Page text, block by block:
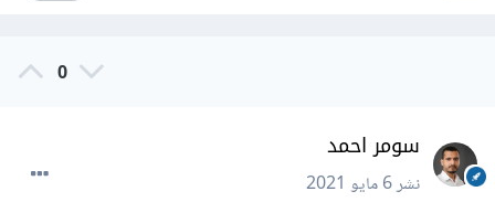
0
سومر احمد
نشر6 مايو 2021